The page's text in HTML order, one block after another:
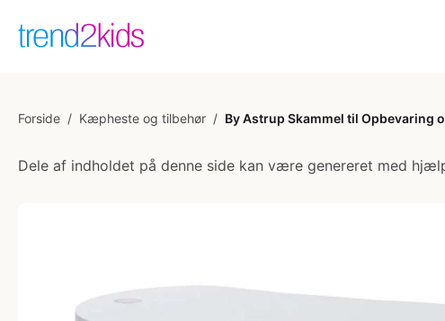
Forside / Kæpheste og tilbehør / By Astrup Skammel til Opbevaring
Dele af indholdet på denne side kan være genereret med